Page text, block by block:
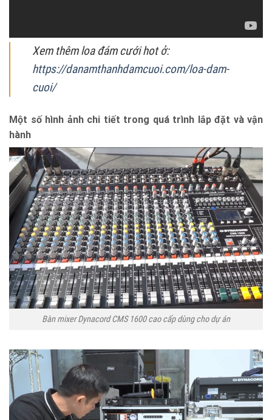
Xem thêm loa đám cưới hot ở:
https://danamthanhdamcuoi.com/loa-dam-
cuoi/
Một số hình ảnh chi tiết trong quá trình lắp đặt và vận
hành
Bàn mixer Dynacord CMS 1600 cao cấp dùng cho dự án